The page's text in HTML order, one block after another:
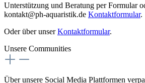
Unterstützung und Beratung per Formular
kontakt@ph-aquaristik.de Kontaktformular.
Oder über unserKontaktformular.
Unsere Communities
Über unsere Social Media Plattformen